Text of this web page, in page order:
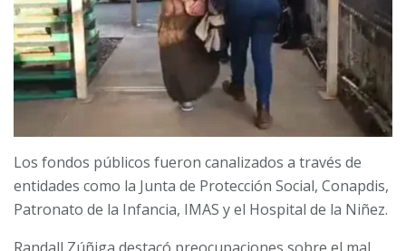
Los fondos públicos fueron canalizados a través de
entidades como la Junta de Protección Social, Conapdis,
Patronato de la Infancia, IMAS y el Hospital de la Niñez.